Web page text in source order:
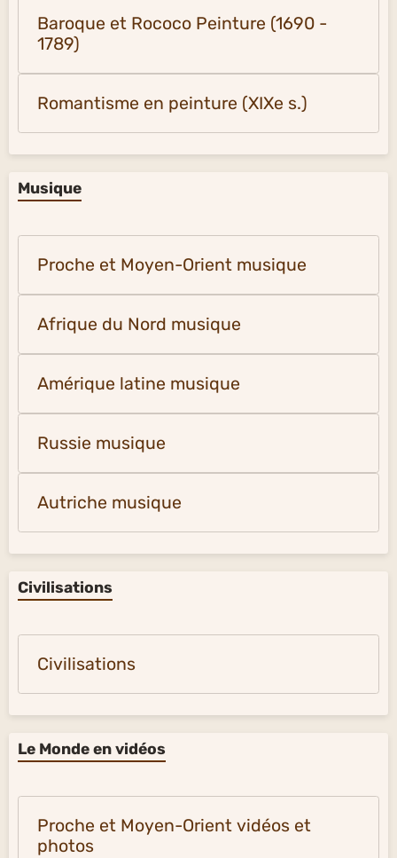
Baroque et Rococo Peinture (1690 -
1789)
Romantisme en peinture (XIXe s.)
Musique
Proche et Moyen-Orient musique
Afrique du Nord musique
Amérique latine musique
Russie musique
Autriche musique
Civilisations
Civilisations
Le Monde en vidéos
Proche et Moyen-Orient vidéos et
photos